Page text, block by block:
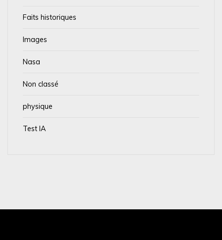
Faits historiques
Images
Nasa
Non classé
physique
Test IA